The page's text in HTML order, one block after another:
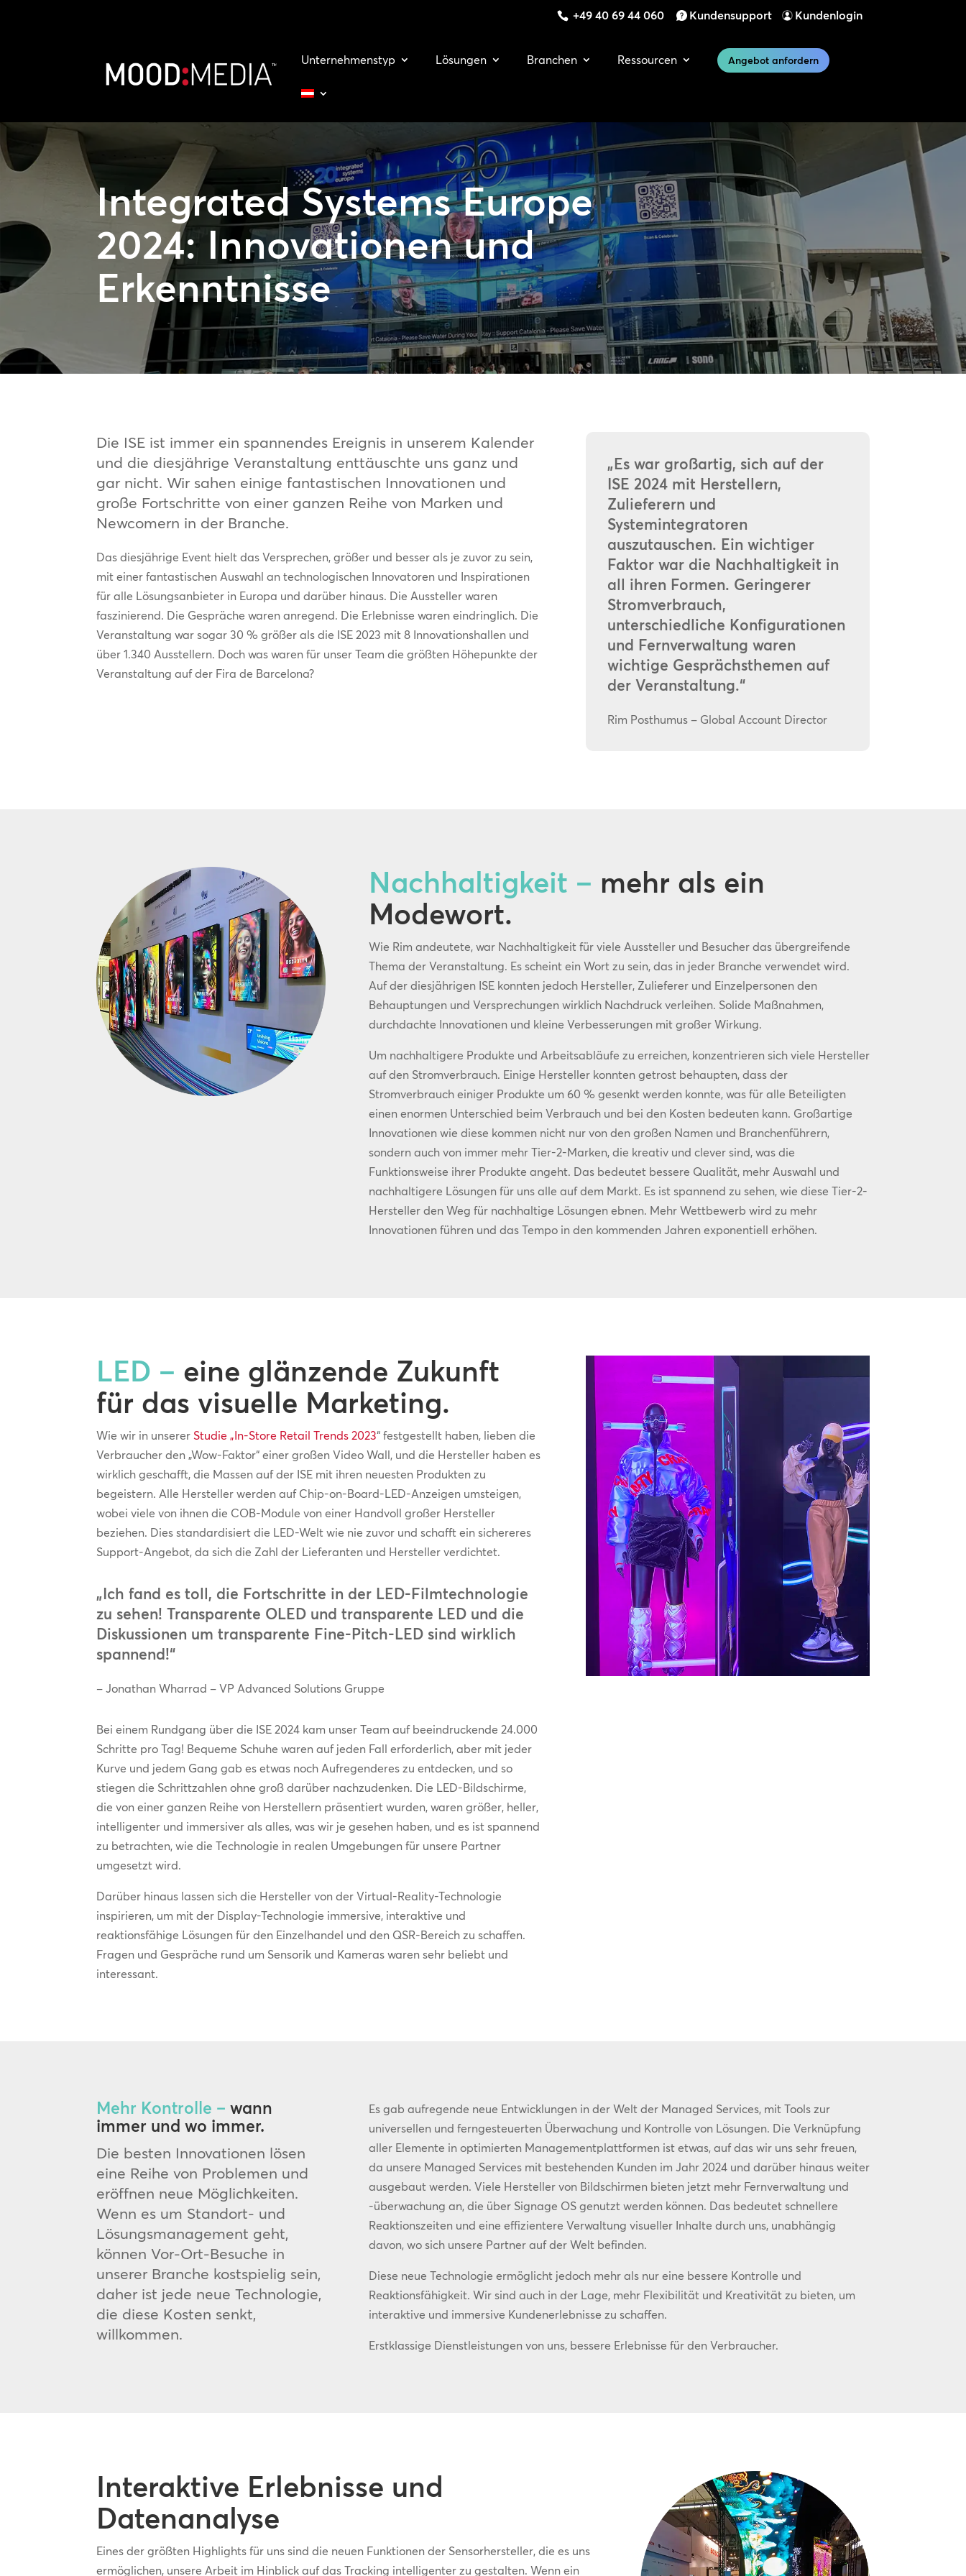
+49 40 69 44 060 Kundensupport Kundenlogin
Unternehmenstyp Lösungen Branchen Ressourcen Angebot anfordern
Integrated Systems Europe
2024:Innovationen und
Erkenntnisse
Die ISE ist immer ein spannendes Ereignis in unserem Kalender
und die diesjährige Veranstaltung enttäuschte uns ganz und
gar nicht. Wir sahen einige fantastischen Innovationen und
große Fortschritte von einer ganzen Reihe von Marken und
Newcomern in der Branche.
Das diesjährige Event hielt das Versprechen, größer und besser als je zuvor zu sein,
mit einer fantastischen Auswahl an technologischen Innovatoren und Inspirationen
für alle Lösungsanbieter in Europa und darüber hinaus. Die Aussteller waren
faszinierend. Die Gespräche waren anregend. Die Erlebnisse waren eindringlich. Die
Veranstaltung war sogar 30 % größer als die ISE 2023 mit 8 Innovationshallen und
über 1.340 Ausstellern. Doch was waren für unser Team die größten Höhepunkte der
Veranstaltung auf der Fira de Barcelona?
„Es war großartig, sich auf der
ISE 2024 mit Herstellern,
Zulieferern und
Systemintegratoren
auszutauschen. Ein wichtiger
Faktor war die Nachhaltigkeit in
all ihren Formen. Geringerer
Stromverbrauch,
unterschiedliche Konfigurationen
und Fernverwaltung waren
wichtige Gesprächsthemen auf
der Veranstaltung.“
Rim Posthumus – Global Account Director
Nachhaltigkeit – mehr als ein
Modewort.
Wie Rim andeutete, war Nachhaltigkeit für viele Aussteller und Besucher das übergreifende
Thema der Veranstaltung. Es scheint ein Wort zu sein, das in jeder Branche verwendet wird.
Auf der diesjährigen ISE konnten jedoch Hersteller, Zulieferer und Einzelpersonen den
Behauptungen und Versprechungen wirklich Nachdruck verleihen. Solide Maßnahmen,
durchdachte Innovationen und kleine Verbesserungen mit großer Wirkung.
Um nachhaltigere Produkte und Arbeitsabläufe zu erreichen, konzentrieren sich viele Hersteller
auf den Stromverbrauch. Einige Hersteller konnten getrost behaupten, dass der
Stromverbrauch einiger Produkte um 60 % gesenkt werden konnte, was für alle Beteiligten
einen enormen Unterschied beim Verbrauch und bei den Kosten bedeuten kann. Großartige
Innovationen wie diese kommen nicht nur von den großen Namen und Branchenführern,
sondern auch von immer mehr Tier-2-Marken, die kreativ und clever sind, was die
Funktionsweise ihrer Produkte angeht. Das bedeutet bessere Qualität, mehr Auswahl und
nachhaltigere Lösungen für uns alle auf dem Markt. Es ist spannend zu sehen, wie diese Tier-2-
Hersteller den Weg für nachhaltige Lösungen ebnen. Mehr Wettbewerb wird zu mehr
Innovationen führen und das Tempo in den kommenden Jahren exponentiell erhöhen.
LED – eine glänzende Zukunft
für das visuelle Marketing.
Wie wir in unsererStudie „In-Store Retail Trends 2023“ festgestellt haben, lieben die
Verbraucher den „Wow-Faktor“ einer großen Video Wall, und die Hersteller haben es
wirklich geschafft, die Massen auf der ISE mit ihren neuesten Produkten zu
begeistern. Alle Hersteller werden auf Chip-on-Board-LED-Anzeigen umsteigen,
wobei viele von ihnen die COB-Module von einer Handvoll großer Hersteller
beziehen. Dies standardisiert die LED-Welt wie nie zuvor und schafft ein sichereres
Support-Angebot, da sich die Zahl der Lieferanten und Hersteller verdichtet.
„Ich fand es toll, die Fortschritte in der LED-Filmtechnologie
zu sehen! Transparente OLED und transparente LED und die
Diskussionen um transparente Fine-Pitch-LED sind wirklich
spannend!“
– Jonathan Wharrad – VP Advanced Solutions Gruppe
Bei einem Rundgang über die ISE 2024 kam unser Team auf beeindruckende 24.000
Schritte pro Tag! Bequeme Schuhe waren auf jeden Fall erforderlich, aber mit jeder
Kurve und jedem Gang gab es etwas noch Aufregenderes zu entdecken, und so
stiegen die Schrittzahlen ohne groß darüber nachzudenken. Die LED-Bildschirme,
die von einer ganzen Reihe von Herstellern präsentiert wurden, waren größer, heller,
intelligenter und immersiver als alles, was wir je gesehen haben, und es ist spannend
zu betrachten, wie die Technologie in realen Umgebungen für unsere Partner
umgesetzt wird.
Darüber hinaus lassen sich die Hersteller von der Virtual-Reality-Technologie
inspirieren, um mit der Display-Technologie immersive, interaktive und
reaktionsfähige Lösungen für den Einzelhandel und den QSR-Bereich zu schaffen.
Fragen und Gespräche rund um Sensorik und Kameras waren sehr beliebt und
interessant.
Mehr Kontrolle – wann
immer und wo immer.
Die besten Innovationen lösen
eine Reihe von Problemen und
eröffnen neue Möglichkeiten.
Wenn es um Standort- und
Lösungsmanagement geht,
können Vor-Ort-Besuche in
unserer Branche kostspielig sein,
daher ist jede neue Technologie,
die diese Kosten senkt,
willkommen.
Es gab aufregende neue Entwicklungen in der Welt der Managed Services, mit Tools zur
universellen und ferngesteuerten Überwachung und Kontrolle von Lösungen. Die Verknüpfung
aller Elemente in optimierten Managementplattformen ist etwas, auf das wir uns sehr freuen,
da unsere Managed Services mit bestehenden Kunden im Jahr 2024 und darüber hinaus weiter
ausgebaut werden. Viele Hersteller von Bildschirmen bieten jetzt mehr Fernverwaltung und
-überwachung an, die über Signage OS genutzt werden können. Das bedeutet schnellere
Reaktionszeiten und eine effizientere Verwaltung visueller Inhalte durch uns, unabhängig
davon, wo sich unsere Partner auf der Welt befinden.
Diese neue Technologie ermöglicht jedoch mehr als nur eine bessere Kontrolle und
Reaktionsfähigkeit. Wir sind auch in der Lage, mehr Flexibilität und Kreativität zu bieten, um
interaktive und immersive Kundenerlebnisse zu schaffen.
Erstklassige Dienstleistungen von uns, bessere Erlebnisse für den Verbraucher.
Interaktive Erlebnisse und
Datenanalyse
Eines der größten Highlights für uns sind die neuen Funktionen der Sensorhersteller, die es uns
ermöglichen, unsere Arbeit im Hinblick auf das Tracking intelligenter zu gestalten. Wenn ein